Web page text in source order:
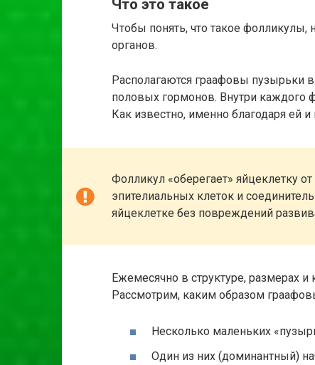
Что это такое
Чтобы понять, что такое фолликулы,
органов.
Располагаются граафовы пузырьки
половых гормонов. Внутри каждого
Как известно, именно благодаря ей и
Фолликул «оберегает» яйцеклетку
эпителиальных клеток и
яйцеклетке без повреждений
Ежемесячно в структуре, размерах
Рассмотрим, каким образом
Несколько маленьких
Один из них (доминантный)